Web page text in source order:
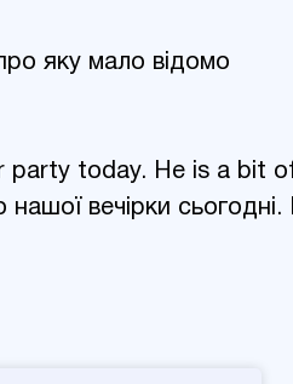
яку мало відомо
party today. He is a bit
вечірки